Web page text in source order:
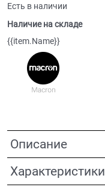
Есть в наличии
Наличие на складе
{{item.Name}}
Описание
Характеристики